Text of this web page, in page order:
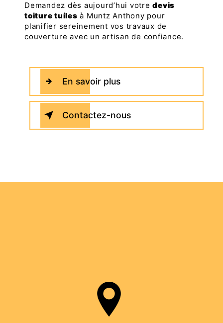
Demandez dès aujourd’hui votredevis
toiture tuiles à Muntz Anthony pour
planifier sereinement vos travaux de
couverture avec un artisan de confiance.
En savoir plus
Contactez-nous